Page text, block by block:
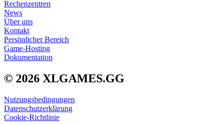
Rechenzentren
News
Über uns
Kontakt
Persönlicher Bereich
Game-Hosting
Dokumentation
© 2026 XLGAMES.GG
Nutzungsbedingungen
Datenschutzerklärung
Cookie-Richtlinie